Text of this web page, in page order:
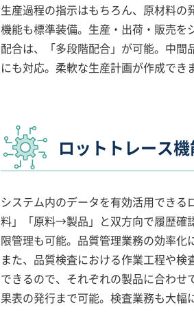
生産過程の指示はもちろん、原材料
機能も標準装備。生産・出荷・販売を
配合は、「多段階配合」が可能。中
にも対応。柔軟な生産計画が作成でき
ロットトレース
システム内のデータを有効活用でき
料」「原料→製品」と双方向で履歴確
限管理も可能。品質管理業務の効率化
また、品質検査における作業工程や
できるので、それぞれの製品に合わ
果表の発行まで可能。検査業務も大幅